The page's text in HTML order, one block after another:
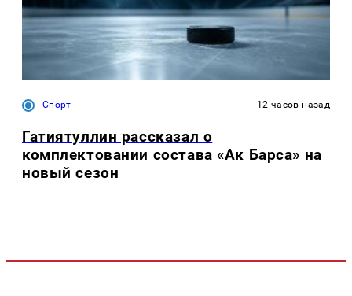
Спорт 12 часов назад
Гатиятуллин рассказал о
комплектовании состава «Ак Барса» на
новый сезон